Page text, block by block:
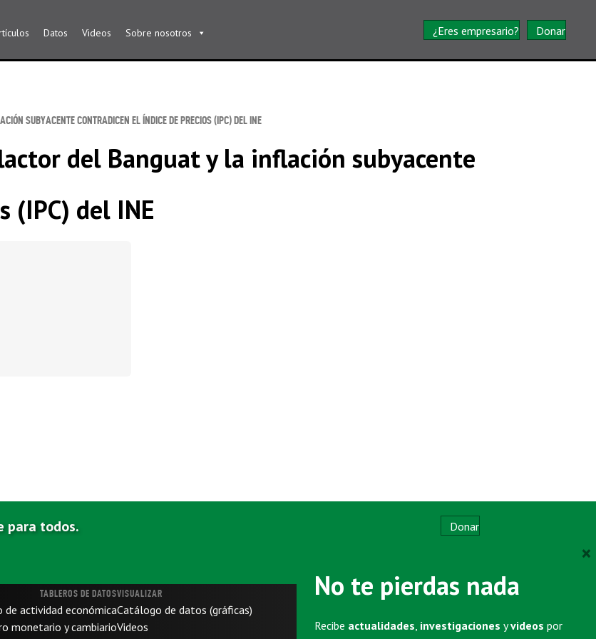
Datos Videos Sobre nosotros ¿Eres empresario? Donar
SUBYACENTE CONTRADICEN EL ÍNDICE DE PRECIOS (IPC) DEL INE
del Banguat y la inflación subyacente
(IPC) del INE
para todos.
Donar
TABLEROS DE DATOS
de actividad económica
monetario y cambiario
VISUALIZAR
Catálogo de datos (gráficas)
Videos
SUSCRIBIRSE
Eventos para empresarios (por invitación)
No te pierdas nada
Recibe actualidades, investigaciones yvideos por
×